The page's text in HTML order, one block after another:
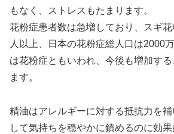
もなく、ストレスもたまります。
花粉症患者数は急増しており、スギ
人以上、日本の花粉症総人口は2000
は花粉症ともいわれ、今後も増加す
ます。
精油はアレルギーに対する抵抗力を
して気持ちを穏やかに鎮めるのに効